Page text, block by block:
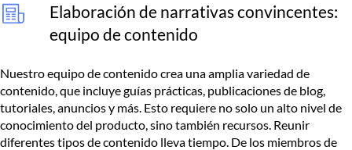
Elaboración de narrativas convincentes:
equipo de contenido
Nuestro equipo de contenido crea una amplia variedad de
contenido, que incluye guías prácticas, publicaciones de blog,
tutoriales, anuncios y más. Esto requiere no solo un alto nivel de
conocimiento del producto, sino también recursos. Reunir
diferentes tipos de contenido lleva tiempo. De los miembros de